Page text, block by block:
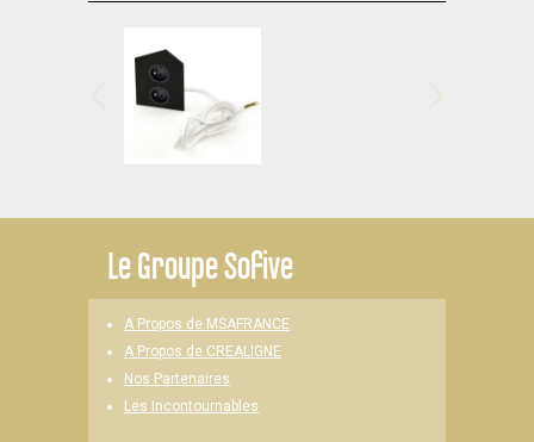
LeGroupe Sofive
A Propos de MSAFRANCE
A Propos de CREALIGNE
Nos Partenaires
Les Incontournables